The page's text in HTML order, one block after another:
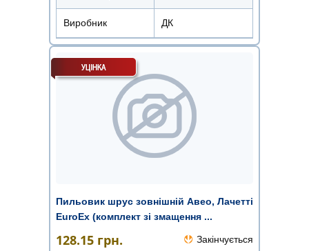
Виробник ДК
Пильовик шрус зовнішній Авео, Лачетті
EuroEx (комплект зі змащення ...
128.15 грн. Закінчується